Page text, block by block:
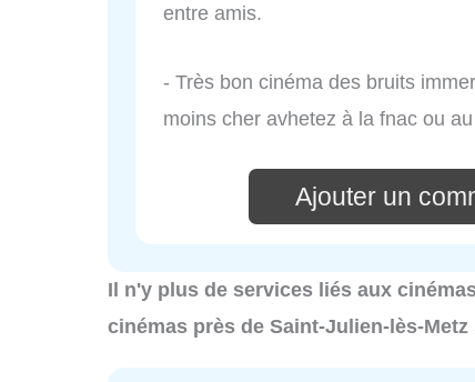
entre amis.
- Très bon cinéma des bruits
moins cher avhetez à la fnac ou
Ajouter un
Il n'y plus de services liés aux
cinémas près de Saint-Julien-lès-